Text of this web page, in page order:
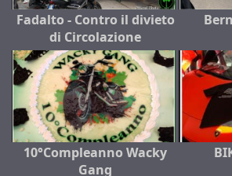
Fadalto - Contro il divieto
di Circolazione
10°Compleanno Wacky
Gang